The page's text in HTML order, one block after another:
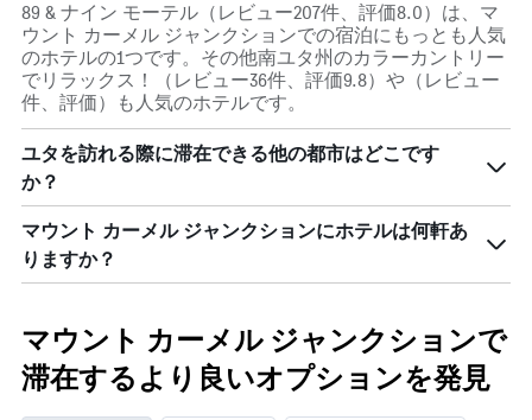
89 & ナイン モーテル（レビュー207件、評価8.0）は、マ
ウント カーメル ジャンクションでの宿泊にもっとも人気
のホテルの1つです。その他南ユタ州のカラーカントリー
でリラックス！（レビュー36件、評価9.8）や（レビュー
件、評価）も人気のホテルです。
ユタを訪れる際に滞在できる他の都市はどこです
か？
マウント カーメル ジャンクションにホテルは何軒あ
りますか？
マウント カーメル ジャンクションで
滞在するより良いオプションを発見